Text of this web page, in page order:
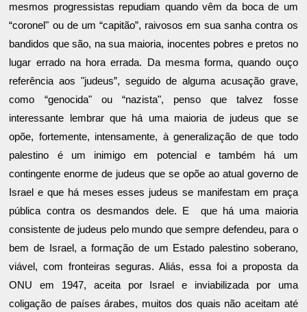
mesmos progressistas repudiam quando vêm da boca de um
“coronel" ou de um “capitão”, raivosos em sua sanha contra os
bandidos que são, na sua maioria, inocentes pobres e pretos no
lugar errado na hora errada. Da mesma forma, quando ouço
referência aos "judeus”, seguido de alguma acusação grave,
como “genocida" ou “nazista", penso que talvez fosse
interessante lembrar que há uma maioria de judeus que se
opõe, fortemente, intensamente, à generalização de que todo
palestino é um inimigo em potencial e também há um
contingente enorme de judeus que se opõe ao atual governo de
Israel e que há meses esses judeus se manifestam em praça
pública contra os desmandos dele. E que há uma maioria
consistente de judeus pelo mundo que sempre defendeu, para o
bem de Israel, a formação de um Estado palestino soberano,
viável, com fronteiras seguras. Aliás, essa foi a proposta da
ONU em 1947, aceita por Israel e inviabilizada por uma
coligação de países árabes, muitos dos quais não aceitam até